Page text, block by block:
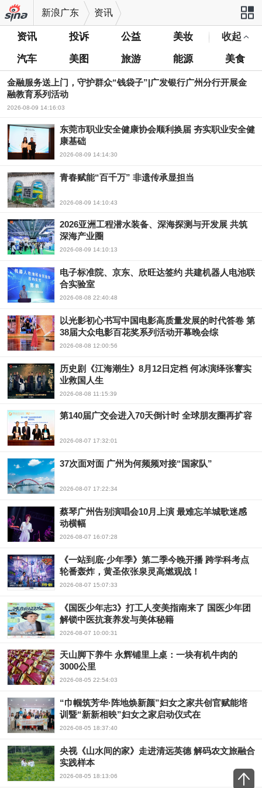
新浪广东 资讯
站导航
资讯 投诉 公益 美妆
收起
汽车
美图 旅游 能源 美食
金融服务送上门，守护群众“钱袋子”|广发银行广州分行开展金
融教育系列活动
2026-08-09 14:16:03
东莞市职业安全健康协会顺利换届 夯实职业安全健
康基础
2026-08-09 14:14:30
青春赋能“百千万” 非遗传承显担当
2026-08-09 14:10:43
2026亚洲工程潜水装备、深海探测与开发展 共筑
深海产业圈
2026-08-09 14:10:13
电子标准院、京东、欣旺达签约 共建机器人电池联
合实验室
2026-08-08 22:40:48
以光影初心书写中国电影高质量发展的时代答卷 第
38届大众电影百花奖系列活动开幕晚会综
2026-08-08 12:00:56
历史剧《江海潮生》8月12日定档 何冰演绎张謇实
业救国人生
2026-08-08 11:15:39
第140届广交会进入70天倒计时 全球朋友圈再扩容
2026-08-07 17:32:01
37次面对面 广州为何频频对接“国家队”
2026-08-07 17:22:34
蔡琴广州告别演唱会10月上演 最难忘羊城歌迷感
动横幅
2026-08-07 16:07:28
《一站到底·少年季》第二季今晚开播 跨学科考点
轮番轰炸，黄圣依张泉灵高燃观战！
2026-08-07 15:07:33
《国医少年志3》打工人变美指南来了 国医少年团
解锁中医抗衰养发与美体秘籍
2026-08-07 10:00:31
天山脚下养牛 永辉铺里上桌：一块有机牛肉的
3000公里
2026-08-05 22:54:03
“巾帼筑芳华·阵地焕新颜”妇女之家共创官赋能培
训暨“新新相映”妇女之家启动仪式在
2026-08-05 18:37:40
央视《山水间的家》走进清远英德 解码农文旅融合
实践样本
2026-08-05 18:13:06